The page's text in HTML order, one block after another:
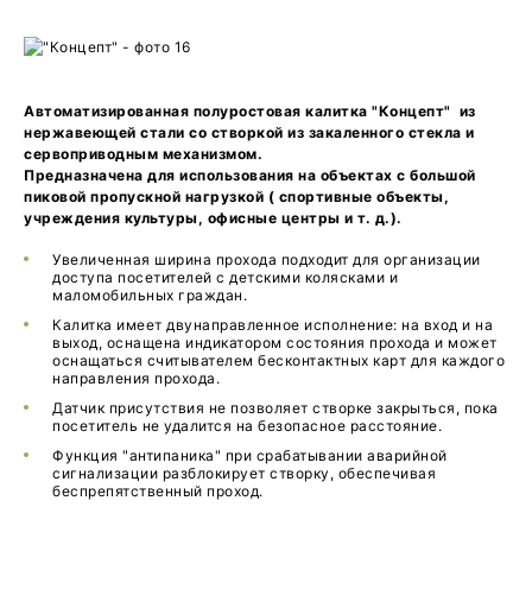
Автоматизированная полуростовая калитка "Концепт" из
нержавеющей стали со створкой из закаленного стекла и
сервоприводным механизмом.
Предназначена для использования на объектах с большой
пиковой пропускной нагрузкой ( спортивные объекты,
учреждения культуры, офисные центры и т. д.).
Увеличенная ширина прохода подходит для организации
доступа посетителей с детскими колясками и
маломобильных граждан.
Калитка имеет двунаправленное исполнение: на вход и на
выход, оснащена индикатором состояния прохода и может
оснащаться считывателем бесконтактных карт для каждого
направления прохода.
Датчик присутствия не позволяет створке закрыться, пока
посетитель не удалится на безопасное расстояние.
Функция "антипаника" при срабатывании аварийной
сигнализации разблокирует створку, обеспечивая
беспрепятственный проход.